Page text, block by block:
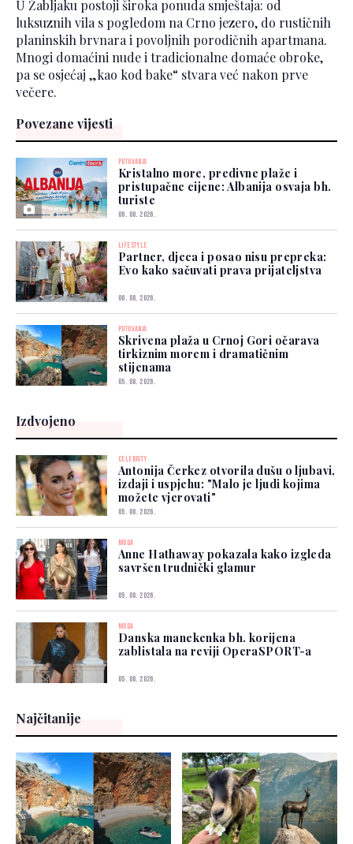
U Žabljaku postoji široka ponuda smještaja: od
luksuznih vila s pogledom na Crno jezero, do rustičnih
planinskih brvnara i povoljnih porodičnih apartmana.
Mnogi domaćini nude i tradicionalne domaće obroke,
pa se osjećaj „kao kod bake“ stvara već nakon prve
večere.
Povezane vijesti
PUTOVANJA
Kristalno more, predivne plaže i
pristupačne cijene: Albanija osvaja bh.
turiste
06. 08. 2026.
LIFESTYLE
Partner, djeca i posao nisu prepreka:
Evo kako sačuvati prava prijateljstva
06. 08. 2026.
PUTOVANJA
Skrivena plaža u Crnoj Gori očarava
tirkiznim morem i dramatičnim
stijenama
05. 08. 2026.
Izdvojeno
CELEBRITY
Antonija Čerkez otvorila dušu o ljubavi,
izdaji i uspjehu: "Malo je ljudi kojima
možete vjerovati"
05. 08. 2026.
MODA
Anne Hathaway pokazala kako izgleda
savršen trudnički glamur
05. 08. 2026.
MODA
Danska manekenka bh. korijena
zablistala na reviji OperaSPORT-a
05. 08. 2026.
Najčitanije